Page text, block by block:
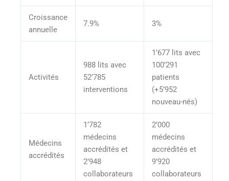
Croissance
annuelle
7.9% 3%
Activités
988 lits avec
52’785
interventions
1’677 lits avec
100’291
patients
(+5’952
nouveau-nés)
Médecins
accrédités
1’782
médecins
accrédités et
2’948
collaborateurs
2’000
médecins
accrédités et
9’920
collaborateurs